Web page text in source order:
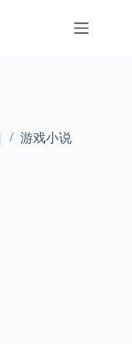
游戏小说